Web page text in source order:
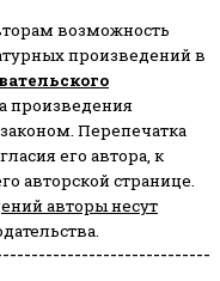
возможность
произведений в
произведения
Перепечатка
его автора, к
авторской странице.
авторы несут